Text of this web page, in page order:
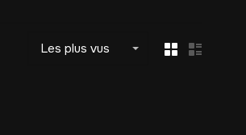
Les plus vus